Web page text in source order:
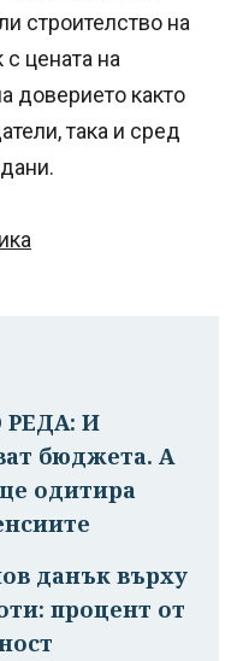
строителство на
цената на
доверието както
така и сред
РЕДА: И
бюджета. А
одитира
данък върху
процент от